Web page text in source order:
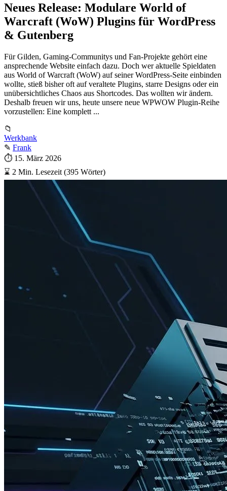
Neues Release: Modulare World of
Warcraft (WoW) Plugins für WordPress
& Gutenberg
Für Gilden, Gaming-Communitys und Fan-Projekte gehört eine
ansprechende Website einfach dazu. Doch wer aktuelle Spieldaten
aus World of Warcraft (WoW) auf seiner WordPress-Seite einbinden
wollte, stieß bisher oft auf veraltete Plugins, starre Designs oder ein
unübersichtliches Chaos aus Shortcodes. Das wollten wir ändern.
Deshalb freuen wir uns, heute unsere neue WPWOW Plugin-Reihe
vorzustellen: Eine komplett ...
📁
Werkbank
✎ Frank
⏱ 15. März 2026
⌛ 2 Min. Lesezeit (395 Wörter)